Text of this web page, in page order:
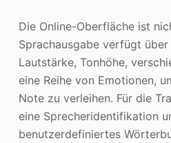
Die Online-Oberfläche ist
Sprachausgabe verfügt
Lautstärke, Tonhöhe,
eine Reihe von Emotionen,
Note zu verleihen. Für die
eine Sprecheridentifikation
benutzerdefiniertes